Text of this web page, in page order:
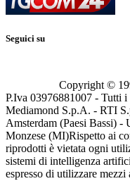
Seguici su
Copyright ©
P.Iva 03976881007 - Tutti
Mediamond S.p.A. - RTI
Amsterdam (Paesi Bassi)
Monzese (MI)Rispetto ai
riprodotti è vietata ogni
sistemi di intelligenza
espresso di utilizzare